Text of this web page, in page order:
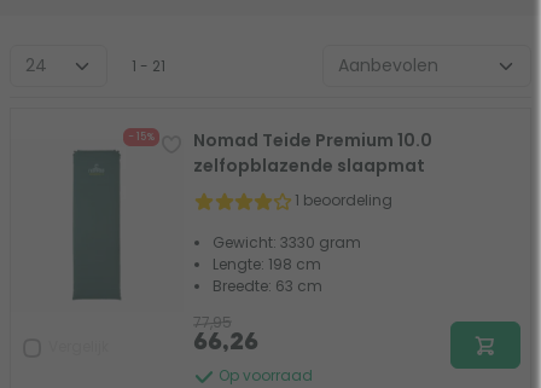
1 - 21
- 15%
Nomad Teide Premium 10.0
zelfopblazende slaapmat
1 beoordeling
Gewicht: 3330 gram
Lengte: 198 cm
Breedte: 63 cm
Op voorraad
77,95
66,26